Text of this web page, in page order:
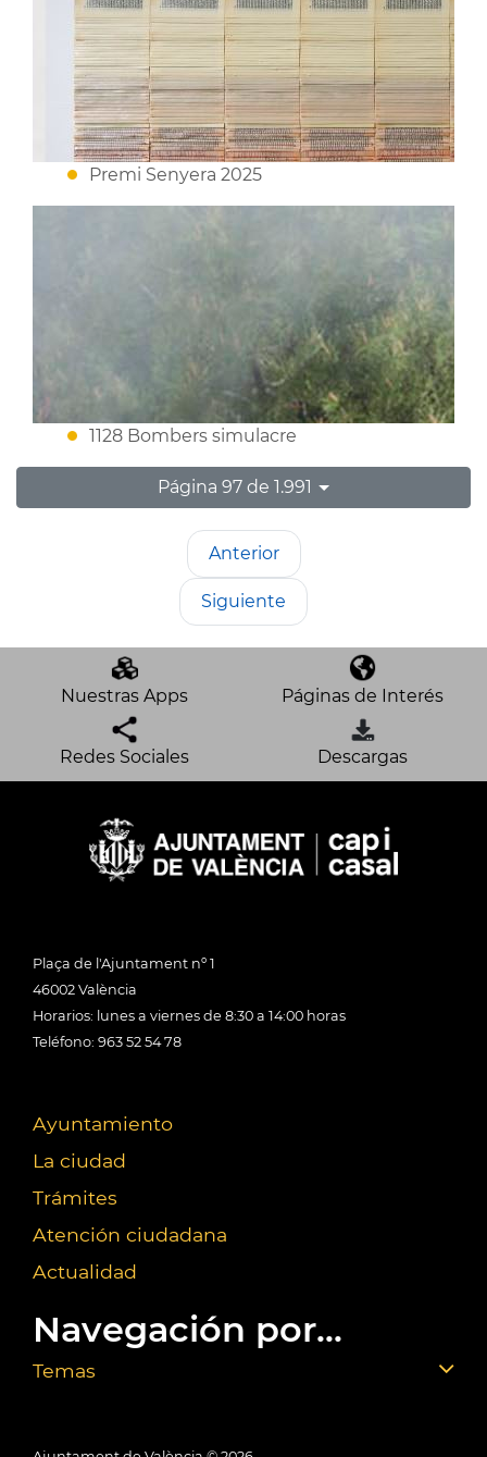
Premi Senyera 2025
1128 Bombers simulacre
Página 97 de 1.991
Anterior
Siguiente
Nuestras Apps Páginas de Interés
Redes Sociales Descargas
Plaça de l'Ajuntament nº 1
46002 València
Horarios: lunes a viernes de 8:30 a 14:00 horas
Teléfono: 963 52 54 78
Ayuntamiento
La ciudad
Trámites
Atención ciudadana
Actualidad
Navegación por...
Temas